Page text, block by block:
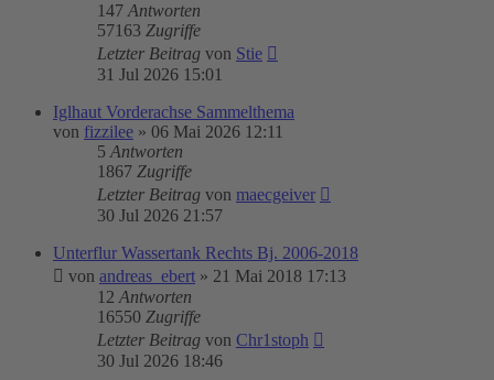
147 Antworten
57163 Zugriffe
Letzter Beitrag von Stie
31 Jul 2026 15:01
Iglhaut Vorderachse Sammelthema
von fizzilee » 06 Mai 2026 12:11
5 Antworten
1867 Zugriffe
Letzter Beitrag von maecgeiver
30 Jul 2026 21:57
Unterflur Wassertank Rechts Bj. 2006-2018
von andreas_ebert » 21 Mai 2018 17:13
12 Antworten
16550 Zugriffe
Letzter Beitrag von Chr1stoph
30 Jul 2026 18:46